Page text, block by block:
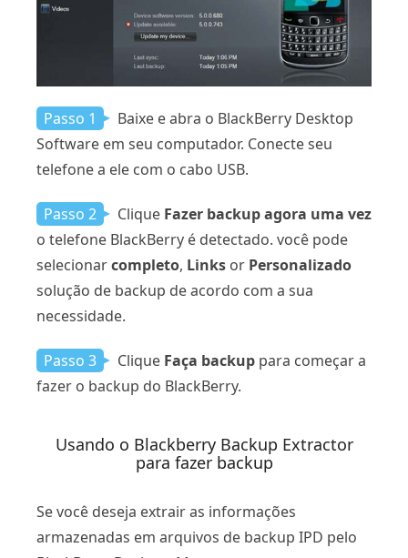
Passo 1
Baixe e abra o BlackBerry Desktop
Software em seu computador. Conecte seu
telefone a ele com o cabo USB.
Passo 2 Clique Fazer backup agora uma vez
o telefone BlackBerry é detectado. você pode
selecionarcompleto, Links or Personalizado
solução de backup de acordo com a sua
necessidade.
Passo 3 Clique Faça backup para começar a
fazer o backup do BlackBerry.
Usando o Blackberry Backup Extractor
para fazer backup
Se você deseja extrair as informações
armazenadas em arquivos de backup IPD pelo